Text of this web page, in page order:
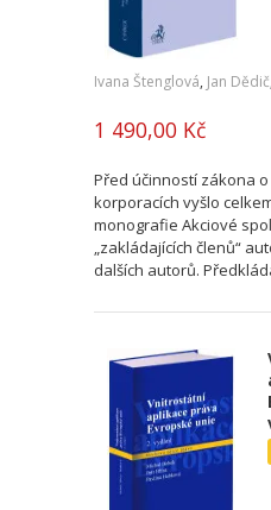
Ivana Štenglová, Jan Dědič
1 490,00 Kč
Před účinností zákona
korporacích vyšlo
monografie Akciové
„zakládajících členů“
dalších autorů.